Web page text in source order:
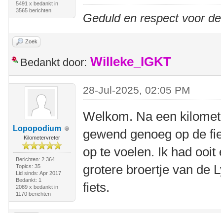
5491 x bedankt in
3565 berichten
Geduld en respect voor
Zoek
Bedankt door: Willeke_IGKT
Lopopodium
Kilometervreter
Berichten: 2.364
Topics: 35
Lid sinds: Apr 2017
Bedankt: 1
2089 x bedankt in
1170 berichten
28-Jul-2025, 02:05 PM
Welkom. Na een
gewend genoeg op de
op te voelen. Ik had
grotere broertje van de
fiets.